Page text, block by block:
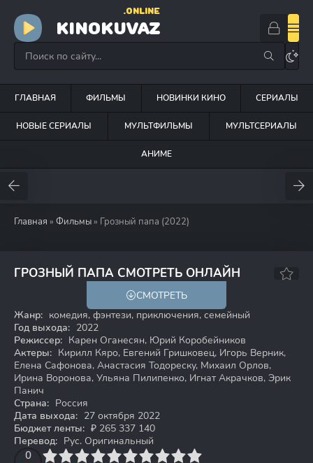
KINOKUVAZ
.ONLINE
ГЛАВНАЯ ФИЛЬМЫ НОВИНКИ КИНО СЕРИАЛЫ
НОВЫЕ СЕРИАЛЫ МУЛЬТФИЛЬМЫ МУЛЬТСЕРИАЛЫ
АНИМЕ
Главная » Фильмы » Грозный папа (2022)
ГРОЗНЫЙ ПАПА СМОТРЕТЬ ОНЛАЙН
7.2 4.3
СМОТРЕТЬ
Жанр: комедия, фэнтези, приключения, семейный
Год выхода: 2022
Режиссер: Карен Оганесян, Юрий Коробейников
Актеры: Кирилл Кяро, Евгений Гришковец, Игорь Верник,
Елена Сафонова, Анастасия Тодореску, Михаил Орлов,
Ирина Воронова, Ульяна Пилипенко, Игнат Акрачков, Эрик
Панич
Страна: Россия
Дата выхода: 27 октября 2022
Бюджет ленты: ₽ 265 337 140
Перевод: Рус. Оригинальный
0
4 6 7 8 9 10